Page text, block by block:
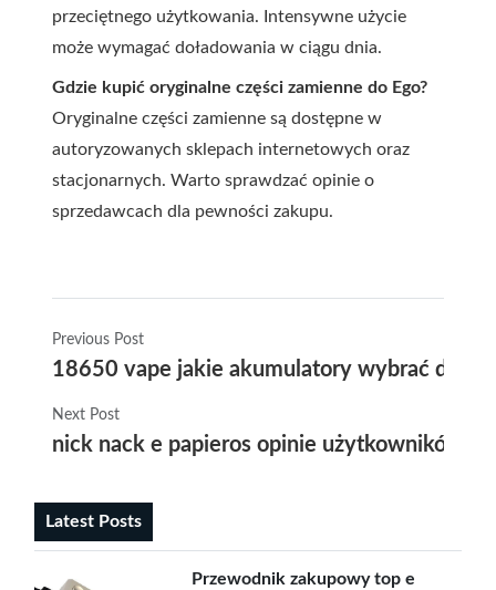
przeciętnego użytkowania. Intensywne użycie
może wymagać doładowania w ciągu dnia.
Gdzie kupić oryginalne części zamienne do Ego?
Oryginalne części zamienne są dostępne w
autoryzowanych sklepach internetowych oraz
stacjonarnych. Warto sprawdzać opinie o
sprzedawcach dla pewności zakupu.
Previous Post
18650 vape jakie akumulatory wybrać do
Next Post
nick nack e papieros opinie użytkowników
Latest Posts
Przewodnik zakupowy top e